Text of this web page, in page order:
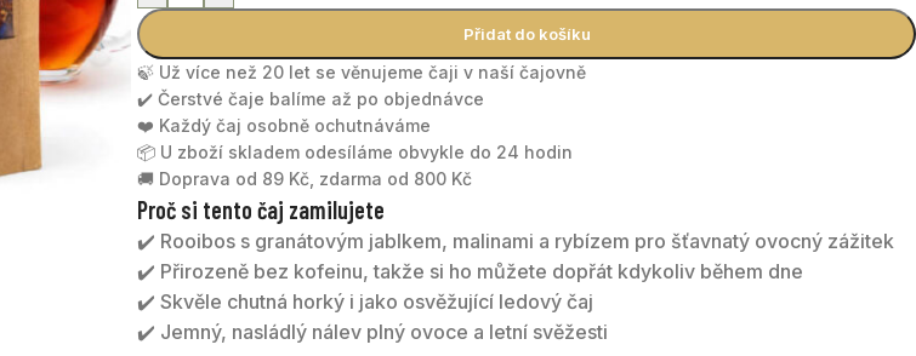
Přidat do košíku
🍃 Už více než 20 let se věnujeme čaji v naší čajovně
✔️ Čerstvé čaje balíme až po objednávce
❤️ Každý čaj osobně ochutnáváme
📦 U zboží skladem odesíláme obvykle do 24 hodin
🚚 Doprava od 89 Kč, zdarma od 800 Kč
Proč si tento čaj zamilujete
✔️ Rooibos s granátovým jablkem, malinami a rybízem pro šťavnatý ovocný zážitek
✔️ Přirozeně bez kofeinu, takže si ho můžete dopřát kdykoliv během dne
✔️ Skvěle chutná horký i jako osvěžující ledový čaj
✔️ Jemný, nasládlý nálev plný ovoce a letní svěžesti